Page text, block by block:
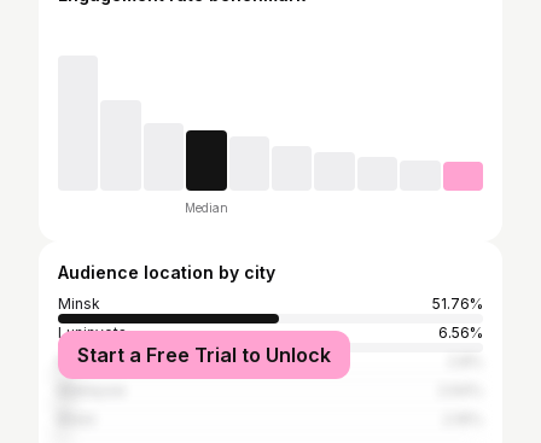
Median
Audience location by city
Minsk
51.76%
Luninyets
6.56%
Moscow
Start a Free Trial to Unlock